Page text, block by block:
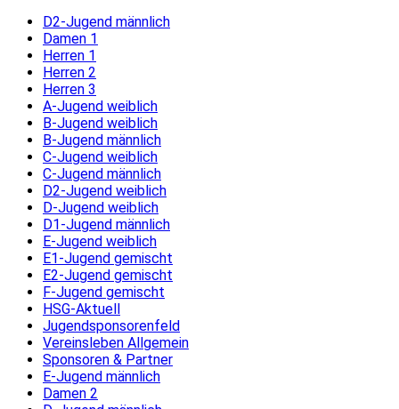
D2-Jugend männlich
Damen 1
Herren 1
Herren 2
Herren 3
A-Jugend weiblich
B-Jugend weiblich
B-Jugend männlich
C-Jugend weiblich
C-Jugend männlich
D2-Jugend weiblich
D-Jugend weiblich
D1-Jugend männlich
E-Jugend weiblich
E1-Jugend gemischt
E2-Jugend gemischt
F-Jugend gemischt
HSG-Aktuell
Jugendsponsorenfeld
Vereinsleben Allgemein
Sponsoren & Partner
E-Jugend männlich
Damen 2